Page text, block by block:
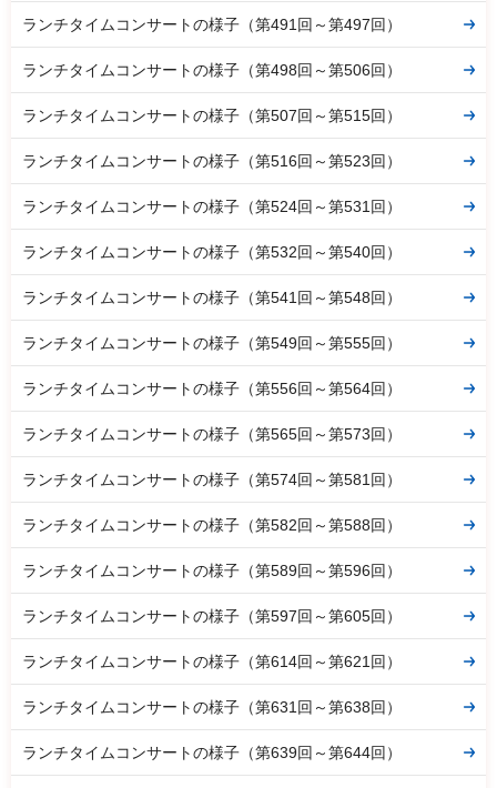
ランチタイムコンサートの様子（第491回～第497回）
ランチタイムコンサートの様子（第498回～第506回）
ランチタイムコンサートの様子（第507回～第515回）
ランチタイムコンサートの様子（第516回～第523回）
ランチタイムコンサートの様子（第524回～第531回）
ランチタイムコンサートの様子（第532回～第540回）
ランチタイムコンサートの様子（第541回～第548回）
ランチタイムコンサートの様子（第549回～第555回）
ランチタイムコンサートの様子（第556回～第564回）
ランチタイムコンサートの様子（第565回～第573回）
ランチタイムコンサートの様子（第574回～第581回）
ランチタイムコンサートの様子（第582回～第588回）
ランチタイムコンサートの様子（第589回～第596回）
ランチタイムコンサートの様子（第597回～第605回）
ランチタイムコンサートの様子（第614回～第621回）
ランチタイムコンサートの様子（第631回～第638回）
ランチタイムコンサートの様子（第639回～第644回）